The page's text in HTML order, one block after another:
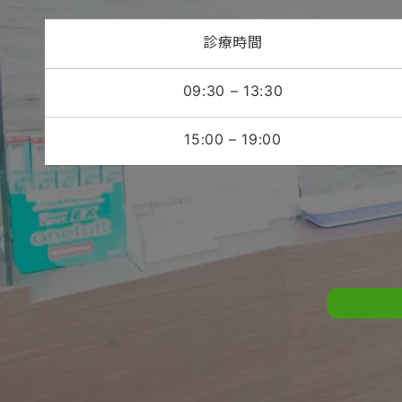
診療時間
09:30 – 13:30
15:00 – 19:00